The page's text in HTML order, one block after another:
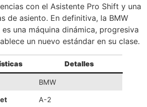
con el Asistente Pro Shift y una
de asiento. En definitiva, la BMW
una máquina dinámica, progresiva
un nuevo estándar en su clase.
Detalles
BMW
A-2